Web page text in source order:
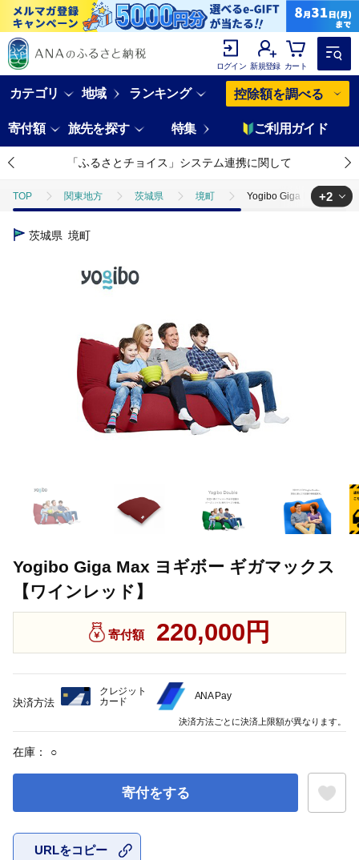
ログイン 新規登録 カート
カテゴリ 地域 ランキング 控除額を調べる
寄付額 旅先を探す 特集 ご利用ガイド
「ふるさとチョイス」システム連携に関して
TOP 関東地方 茨城県 境町 Yogibo Giga Max ヨギボ
TOP
+2
茨城県 境町
Yogibo Giga Max ヨギボー ギガマックス
【ワインレッド】
寄付額 220,000円
在庫： ○
寄付をする
URLをコピー
決済方法
クレジット
カード
ANA Pay
決済方法ごとに決済上限額が異なります。